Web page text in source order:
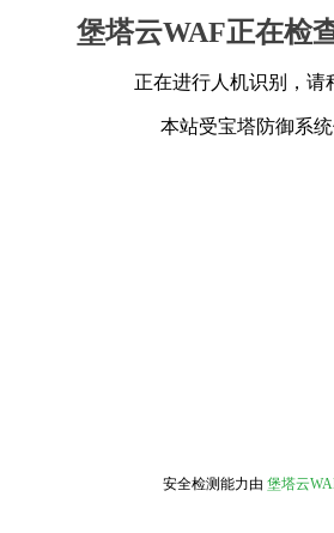
堡塔云WAF正在检
正在进行人机识别，请
本站受宝塔防御系
安全检测能力由 堡塔云